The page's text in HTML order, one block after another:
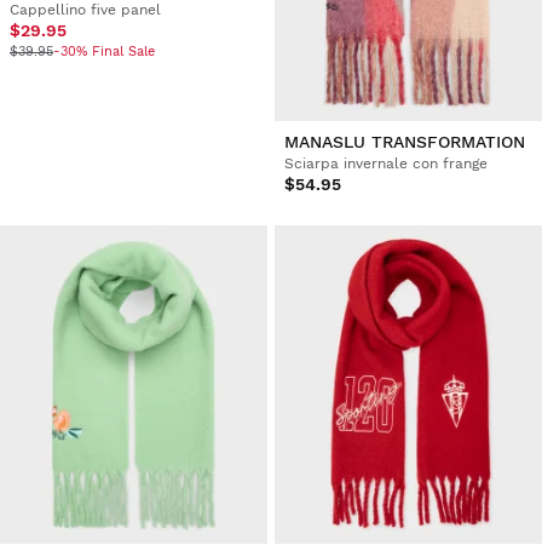
Cappellino five panel
$29.95
$39.95-30% Final Sale
MANASLU TRANSFORMATION
Sciarpa invernale con frange
$54.95